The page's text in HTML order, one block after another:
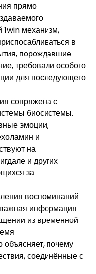
прямо
1win механизм,
в
порождавшие
требовали особого
для последующего
сопряжена с
биосистемы.
эмоции,
и
на
и других
за
воспоминаний
информация
из временной
объясняет, почему
соединённые с